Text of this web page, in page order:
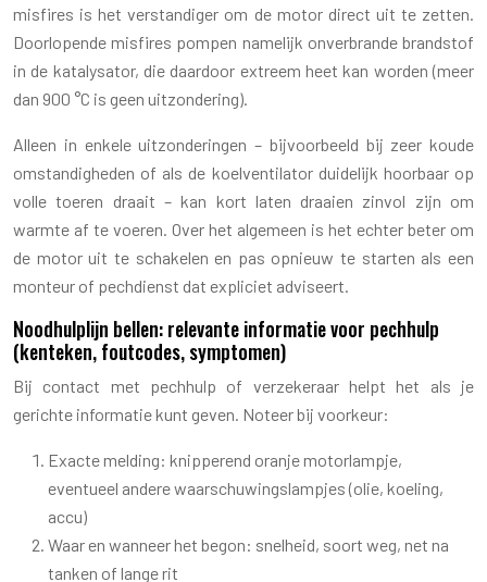
misfires is het verstandiger om de motor direct uit te zetten.
Doorlopende misfires pompen namelijk onverbrande brandstof
in de katalysator, die daardoor extreem heet kan worden (meer
dan 900 °C is geen uitzondering).
Alleen in enkele uitzonderingen – bijvoorbeeld bij zeer koude
omstandigheden of als de koelventilator duidelijk hoorbaar op
volle toeren draait – kan kort laten draaien zinvol zijn om
warmte af te voeren. Over het algemeen is het echter beter om
de motor uit te schakelen en pas opnieuw te starten als een
monteur of pechdienst dat expliciet adviseert.
Noodhulplijn bellen: relevante informatie voor pechhulp
(kenteken, foutcodes, symptomen)
Bij contact met pechhulp of verzekeraar helpt het als je
gerichte informatie kunt geven. Noteer bij voorkeur:
Exacte melding: knipperend oranje motorlampje,
eventueel andere waarschuwingslampjes (olie, koeling,
accu)
Waar en wanneer het begon: snelheid, soort weg, net na
tanken of lange rit